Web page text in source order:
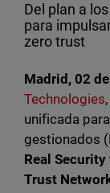
Del plan a
para
zero trust
Madrid, 02
Technologies
unificada
gestionados
Real
Trust